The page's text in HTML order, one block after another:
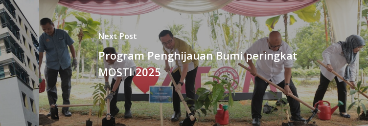
Next Post
Program Penghijauan Bumi peringkat
MOSTI 2025